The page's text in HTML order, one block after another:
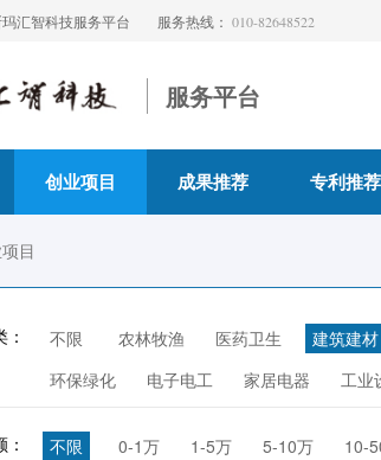
汇智科技服务平台 服务热线： 010-82648522
服务平台
创业项目 成果推荐 专利推荐
目
不限 农林牧渔 医药卫生 建筑建材
环保绿化
电子电工 家居电器 工业
不限 0-1万 1-5万 5-10万 10-